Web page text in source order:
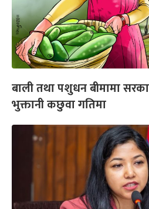
बाली तथा पशुधन बीमामा
भुक्तानी कछुवा गतिमा